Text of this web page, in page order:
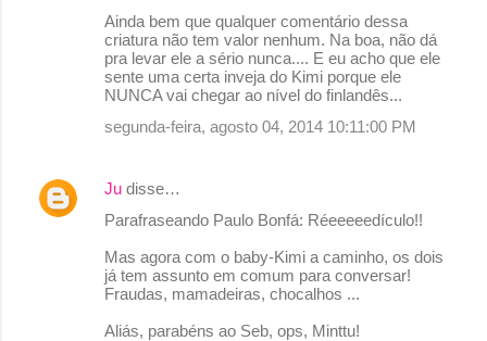
Ainda bem que qualquer comentário dessa
criatura não tem valor nenhum. Na boa, não dá
pra levar ele a sério nunca.... E eu acho que ele
sente uma certa inveja do Kimi porque ele
NUNCA vai chegar ao nível do finlandês...
segunda-feira, agosto 04, 2014 10:11:00 PM
Ju disse…
Parafraseando Paulo Bonfá: Réeeeeedículo!!
Mas agora com o baby-Kimi a caminho, os dois
já tem assunto em comum para conversar!
Fraudas, mamadeiras, chocalhos ...
Aliás, parabéns ao Seb, ops, Minttu!